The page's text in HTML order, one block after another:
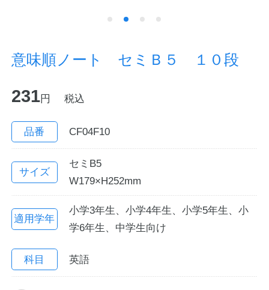
企業情報
お問い合わせ
English
意味順ノート セミＢ５ １０段
231円 税込
品番 CF04F10
サイズ
セミB5
W179×H252mm
適用学年
小学3年生、小学4年生、小学5年生、小
学6年生、中学生向け
科目 英語